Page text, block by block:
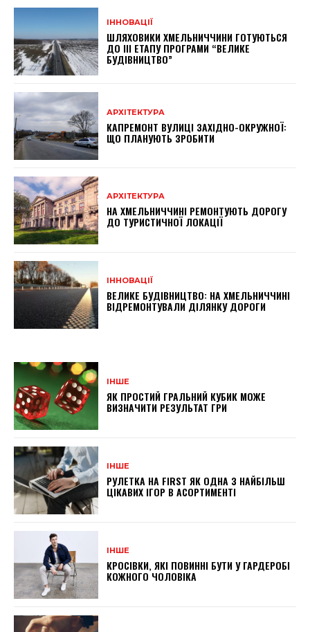
ІННОВАЦІЇ
ШЛЯХОВИКИ ХМЕЛЬНИЧЧИНИ ГОТУЮТЬСЯ
ДО ІІІ ЕТАПУ ПРОГРАМИ “ВЕЛИКЕ
БУДІВНИЦТВО”
АРХІТЕКТУРА
КАПРЕМОНТ ВУЛИЦІ ЗАХІДНО-ОКРУЖНОЇ:
ЩО ПЛАНУЮТЬ ЗРОБИТИ
АРХІТЕКТУРА
НА ХМЕЛЬНИЧЧИНІ РЕМОНТУЮТЬ ДОРОГУ
ДО ТУРИСТИЧНОЇ ЛОКАЦІЇ
ІННОВАЦІЇ
ВЕЛИКЕ БУДІВНИЦТВО: НА ХМЕЛЬНИЧЧИНІ
ВІДРЕМОНТУВАЛИ ДІЛЯНКУ ДОРОГИ
ІНШЕ
ЯК ПРОСТИЙ ГРАЛЬНИЙ КУБИК МОЖЕ
ВИЗНАЧИТИ РЕЗУЛЬТАТ ГРИ
ІНШЕ
РУЛЕТКА НА FIRST ЯК ОДНА З НАЙБІЛЬШ
ЦІКАВИХ ІГОР В АСОРТИМЕНТІ
ІНШЕ
КРОСІВКИ, ЯКІ ПОВИННІ БУТИ У ГАРДЕРОБІ
КОЖНОГО ЧОЛОВІКА